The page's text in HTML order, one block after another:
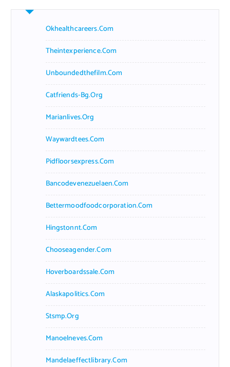
Okhealthcareers.com
Theintexperience.com
Unboundedthefilm.com
Catfriends-Bg.org
Marianlives.org
Waywardtees.com
Pidfloorsexpress.com
Bancodevenezuelaen.com
Bettermoodfoodcorporation.com
Hingstonnt.com
Chooseagender.com
Hoverboardssale.com
Alaskapolitics.com
Stsmp.org
Manoelneves.com
Mandelaeffectlibrary.com